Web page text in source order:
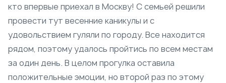
кто впервые приехал в Москву! С семьей решили
провести тут весенние каникулы и с
удовольствием гуляли по городу. Все находится
рядом, поэтому удалось пройтись по всем местам
за один день. В целом прогулка оставила
положительные эмоции, но второй раз по этому